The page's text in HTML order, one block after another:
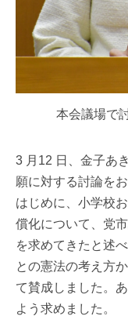
本会議場で
3 月12 日、金子あ
願に対する討論を
はじめに、小学校
償化について、党
を求めてきたと述
との憲法の考え方
て賛成しました。
よう求めました。